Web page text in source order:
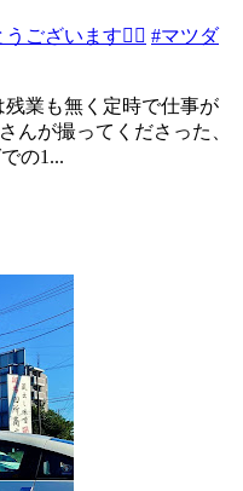
ございます🙇‍♂️ #マツダ
業も無く定時で仕事が
んが撮ってくださった、
の1...